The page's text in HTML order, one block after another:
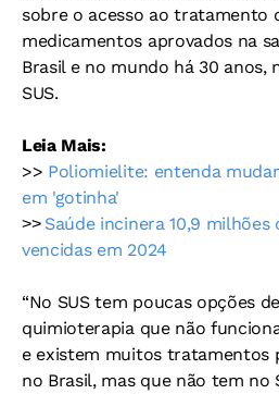
sobre o acesso ao tratamento
medicamentos aprovados na
Brasil e no mundo há 30 anos,
SUS.
Leia Mais:
>> Poliomielite: entenda
em 'gotinha'
>> Saúde incinera 10,9 milhões
vencidas em 2024
“No SUS tem poucas opções
quimioterapia que não
e existem muitos tratamentos
no Brasil, mas que não tem no